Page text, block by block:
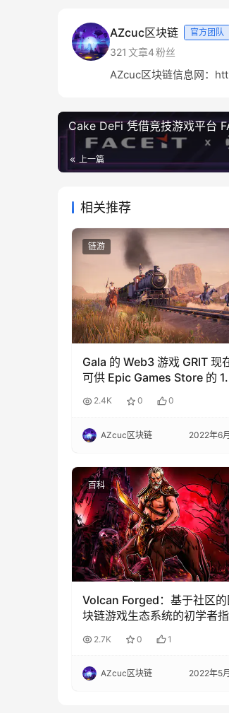
AZcuc区块链 官方团队
321 文章4粉丝
AZcuc区块链信息网：
Cake DeFi 凭借竞技游戏平台
上一篇
相关推荐
链游
Gala 的 Web3 游戏 GRIT 现
可供 Epic Games Store 的
2.4K 0 0
AZcuc区块链 2022年6
百科
Volcan Forged：基于社区的
块链游戏生态系统的初学者
2.7K 0 1
AZcuc区块链 2022年5